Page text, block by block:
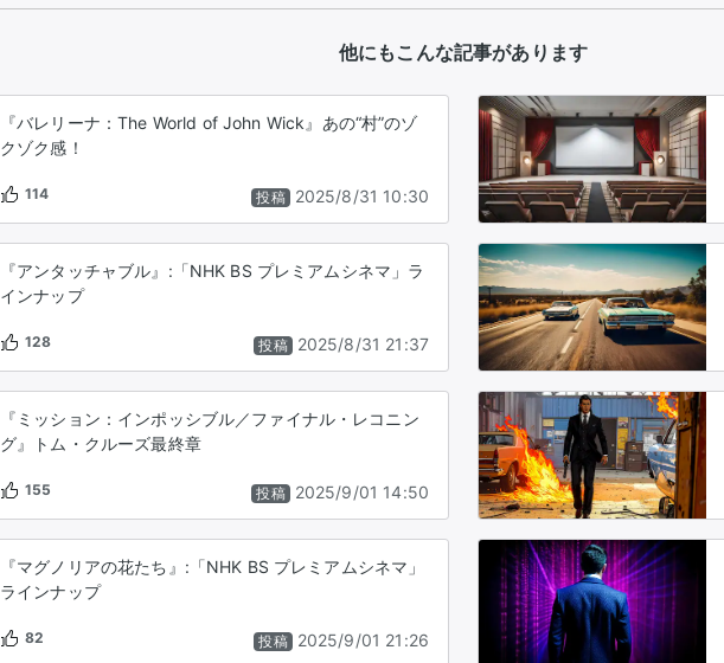
他にもこんな記事があります
『バレリーナ：The World of John Wick』あの“村”のゾ
クゾク感！
114 投稿 2025/8/31 10:30
『アンタッチャブル』:「NHK BS プレミアムシネマ」ラ
インナップ
128 投稿 2025/8/31 21:37
『ミッション：インポッシブル／ファイナル・レコニン
グ』トム・クルーズ最終章
155 投稿 2025/9/01 14:50
『マグノリアの花たち』:「NHK BS プレミアムシネマ」
ラインナップ
82 投稿 2025/9/01 21:26